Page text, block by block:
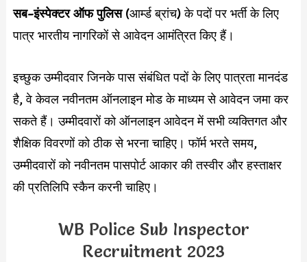
सब-इंस्पेक्टर ऑफ पुलिस (आर्म्ड ब्रांच) के पदों पर भर्ती के लिए
पात्र भारतीय नागरिकों से आवेदन आमंत्रित किए हैं।
इच्छुक उम्मीदवार जिनके पास संबंधित पदों के लिए पात्रता मानदंड
है, वे केवल नवीनतम ऑनलाइन मोड के माध्यम से आवेदन जमा कर
सकते हैं। उम्मीदवारों को ऑनलाइन आवेदन में सभी व्यक्तिगत और
शैक्षिक विवरणों को ठीक से भरना चाहिए। फॉर्म भरते समय,
उम्मीदवारों को नवीनतम पासपोर्ट आकार की तस्वीर और हस्ताक्षर
की प्रतिलिपि स्कैन करनी चाहिए।
WB Police Sub Inspector
Recruitment 2023